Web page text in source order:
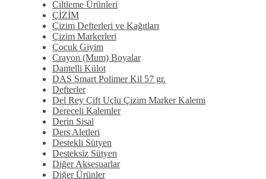
Ciltleme Ürünleri
ÇİZİM
Çizim Defterleri ve Kağıtları
Çizim Markerleri
Çocuk Giyim
Crayon (Mum) Boyalar
Dantelli Külot
DAS Smart Polimer Kil 57 gr.
Defterler
Del Rey Çift Uçlu Çizim Marker Kalemi
Dereceli Kalemler
Derin Sisal
Ders Aletleri
Destekli Sütyen
Desteksiz Sütyen
Diğer Aksesuarlar
Diğer Ürünler